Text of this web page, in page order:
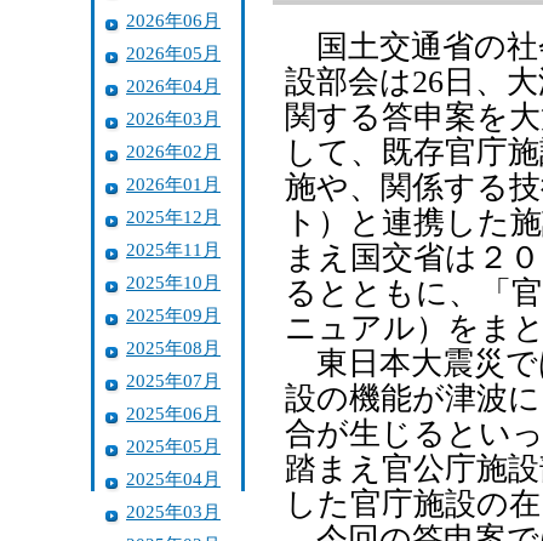
2026年06月
2026年05月
2026年04月
2026年03月
2026年02月
2026年01月
2025年12月
2025年11月
2025年10月
2025年09月
2025年08月
2025年07月
2025年06月
2025年05月
2025年04月
2025年03月
国土交通省の社
設部会は26日、
関する答申案を
して、既存官庁
施や、関係する
ト）と連携した
まえ国交省は２
るとともに、「
ニュアル）をま
東日本大震災で
設の機能が津波
合が生じるとい
踏まえ官公庁施
した官庁施設の